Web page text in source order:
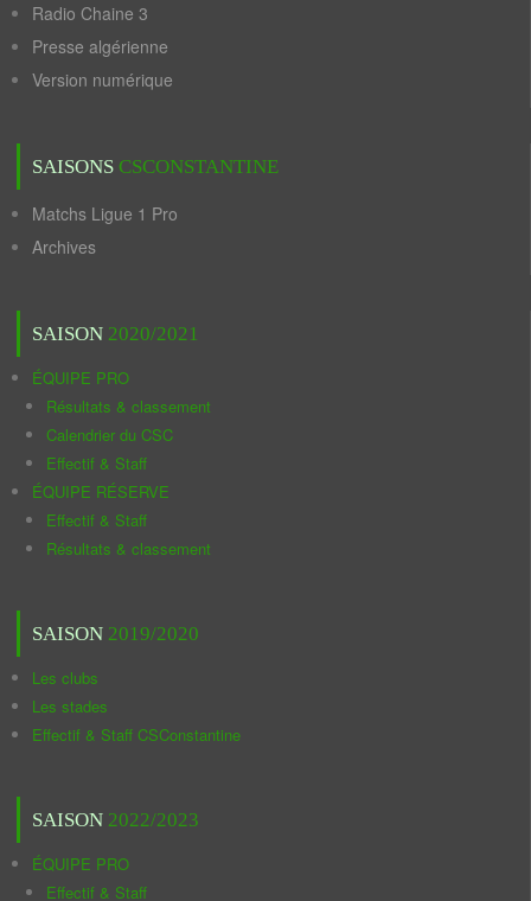
Radio Chaine 3
Presse algérienne
Version numérique
SAISONS CSCONSTANTINE
Matchs Ligue 1 Pro
Archives
SAISON 2020/2021
ÉQUIPE PRO
Résultats & classement
Calendrier du CSC
Effectif & Staff
ÉQUIPE RÉSERVE
Effectif & Staff
Résultats & classement
SAISON 2019/2020
Les clubs
Les stades
Effectif & Staff CSConstantine
SAISON 2022/2023
ÉQUIPE PRO
Effectif & Staff